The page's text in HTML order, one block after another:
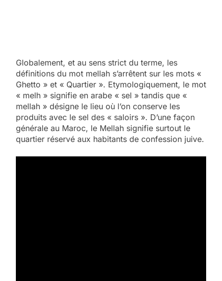
Globalement, et au sens strict du terme, les
définitions du mot mellah s’arrêtent sur les mots «
Ghetto » et « Quartier ». Etymologiquement, le mot
« melh » signifie en arabe « sel » tandis que «
mellah » désigne le lieu où l’on conserve les
produits avec le sel des « saloirs ». D’une façon
générale au Maroc, le Mellah signifie surtout le
quartier réservé aux habitants de confession juive.